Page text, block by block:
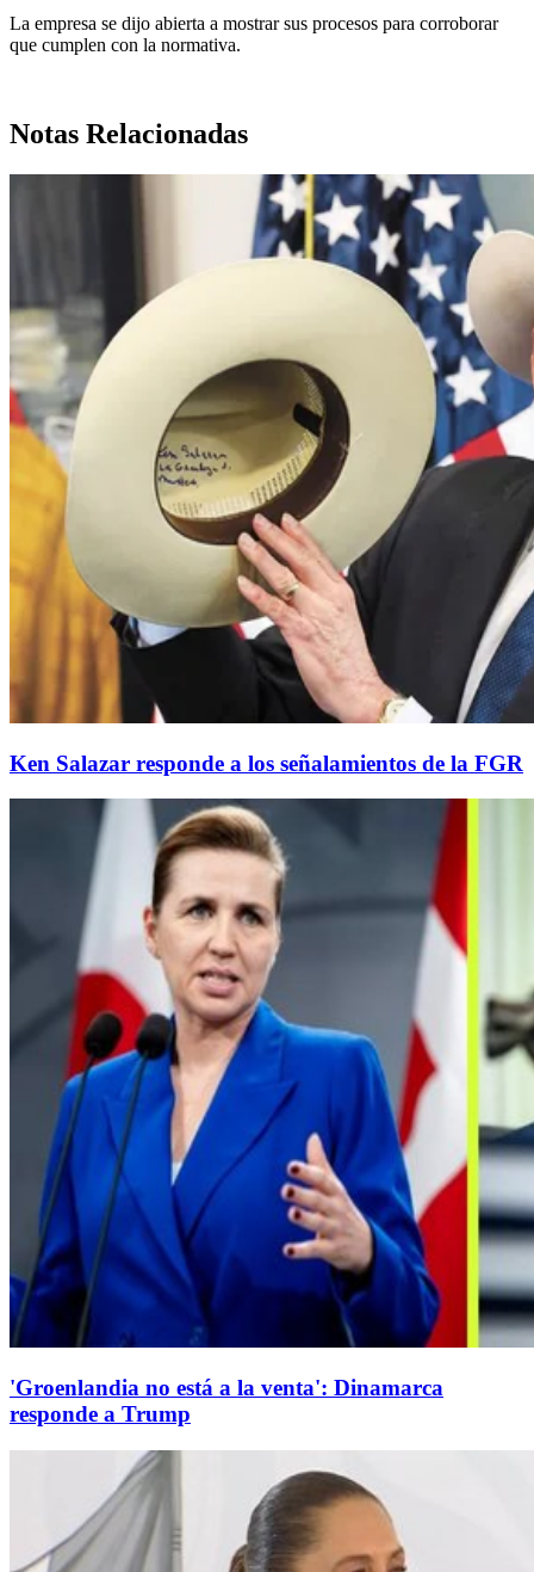
La empresa se dijo abierta a mostrar sus procesos para corroborar
que cumplen con la normativa.
Notas Relacionadas
Ken Salazar responde a los señalamientos de la FGR
'Groenlandia no está a la venta': Dinamarca
responde a Trump